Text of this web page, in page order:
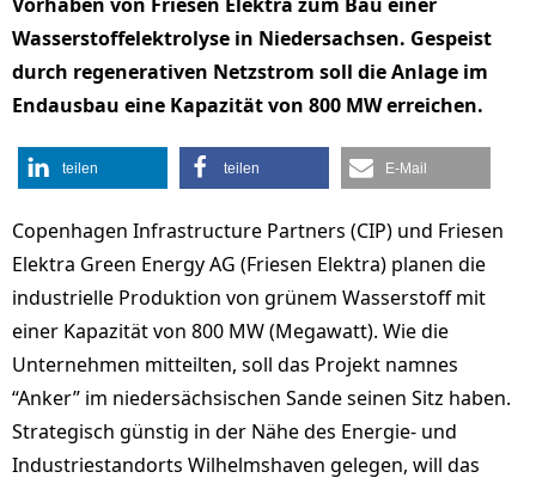
Wasserstoffelektrolyse in Niedersachsen. Gespeist
durch regenerativen Netzstrom soll die Anlage im
Endausbau eine Kapazität von 800 MW erreichen.
teilen teilen E-Mail
Copenhagen Infrastructure Partners (CIP) und Friesen
Elektra Green Energy AG (Friesen Elektra) planen die
industrielle Produktion von grünem Wasserstoff mit
einer Kapazität von 800 MW (Megawatt). Wie die
Unternehmen mitteilten, soll das Projekt namnes
“Anker” im niedersächsischen Sande seinen Sitz haben.
Strategisch günstig in der Nähe des Energie- und
Industriestandorts Wilhelmshaven gelegen, will das